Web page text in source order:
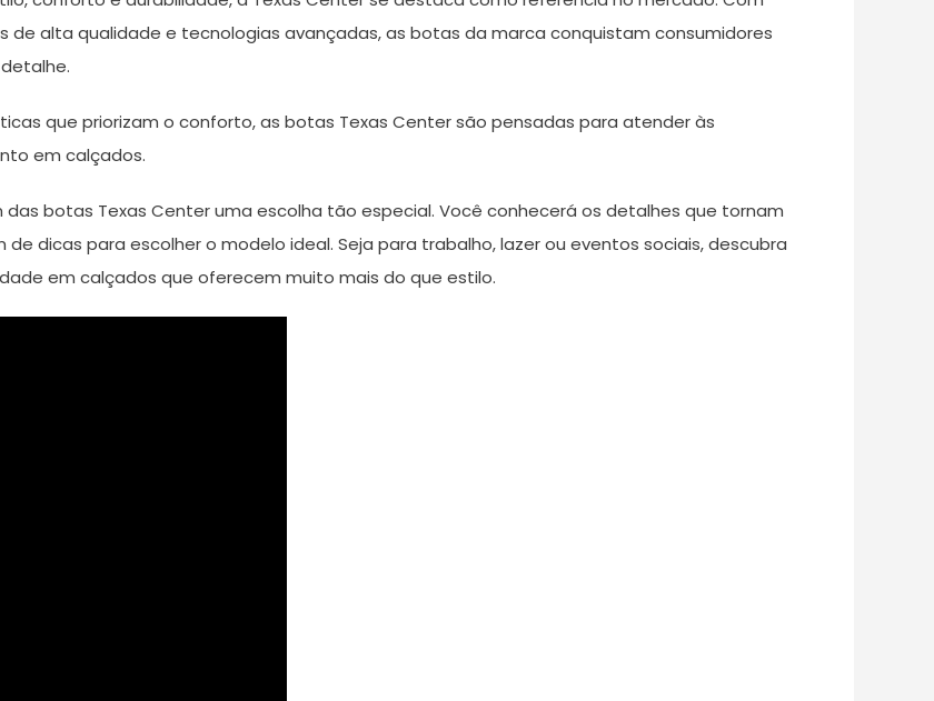
de alta qualidade e tecnologias avançadas, as botas da marca conquistam consumidores
que priorizam o conforto, as botas Texas Center são pensadas para atender às
em calçados.
botas Texas Center uma escolha tão especial. Você conhecerá os detalhes que tornam
dicas para escolher o modelo ideal. Seja para trabalho, lazer ou eventos sociais, descubra
em calçados que oferecem muito mais do que estilo.